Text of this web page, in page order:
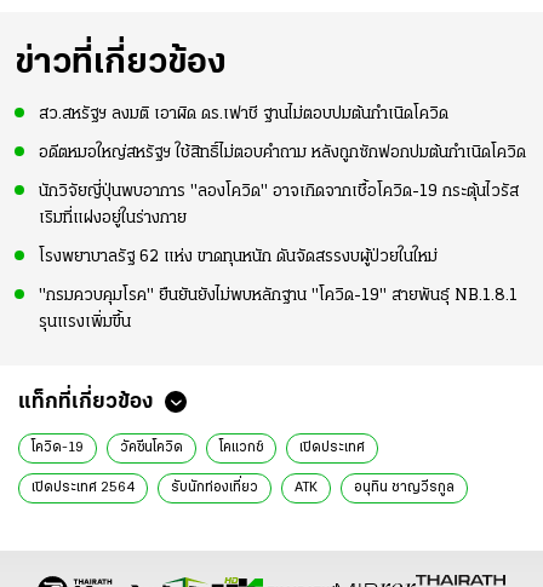
ข่าวที่เกี่ยวข้อง
สว.สหรัฐฯ ลงมติ เอาผิด ดร.เฟาชี ฐานไม่ตอบปมต้นกำเนิดโควิด
อดีตหมอใหญ่สหรัฐฯ ใช้สิทธิ์ไม่ตอบคำถาม หลังถูกซักฟอกปมต้นกำเนิดโควิด
นักวิจัยญี่ปุ่นพบอาการ "ลองโควิด" อาจเกิดจากเชื้อโควิด-19 กระตุ้นไวรัส
เริมที่แฝงอยู่ในร่างกาย
โรงพยาบาลรัฐ 62 แห่ง ขาดทุนหนัก ดันจัดสรรงบผู้ป่วยในใหม่
"กรมควบคุมโรค" ยืนยันยังไม่พบหลักฐาน "โควิด-19" สายพันธุ์ NB.1.8.1
รุนแรงเพิ่มขึ้น
แท็กที่เกี่ยวข้อง
โควิด-19 วัคซีนโควิด โคแวกซ์ เปิดประเทศ
เปิดประเทศ 2564 รับนักท่องเที่ยว ATK อนุทิน ชาญวีรกูล